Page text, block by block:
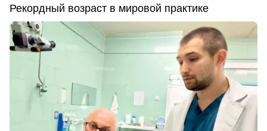
Рекордный возраст в мировой практике